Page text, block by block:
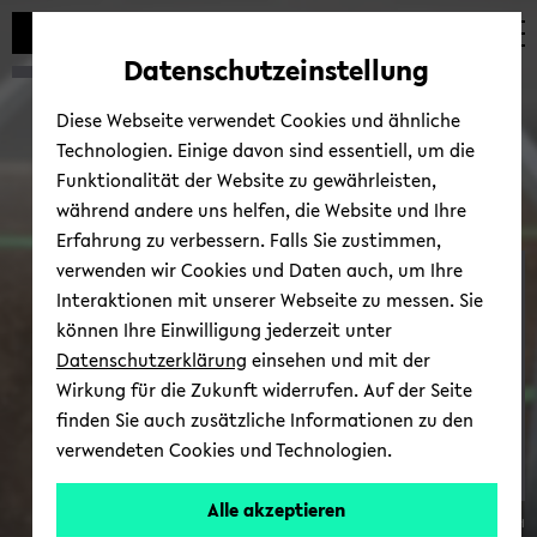
Automatische
vermeiden
zum
wechseln
zum
wechseln
zum
wechseln
Prof. Dr. Mar­kus Artz
© Elmar Streyl
Datenschutzeinstellung
Diese Webseite verwendet Cookies und ähnliche
Technologien. Einige davon sind essentiell, um die
Funktionalität der Website zu gewährleisten,
während andere uns helfen, die Website und Ihre
Erfahrung zu verbessern. Falls Sie zustimmen,
verwenden wir Cookies und Daten auch, um Ihre
Interaktionen mit unserer Webseite zu messen. Sie
können Ihre Einwilligung jederzeit unter
Datenschutzerklärung einsehen und mit der
Wirkung für die Zukunft widerrufen. Auf der Seite
finden Sie auch zusätzliche Informationen zu den
verwendeten Cookies und Technologien.
Alle akzeptieren